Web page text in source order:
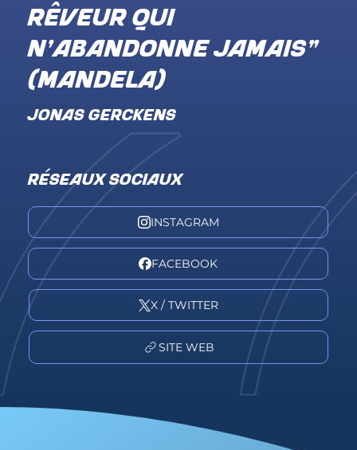
RÉSEAUX SOCIAUX
INSTAGRAM
FACEBOOK
X / TWITTER
SITE WEB
rêveur qui
n'abandonne jamais"
(Mandela)
JONAS GERCKENS